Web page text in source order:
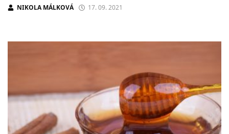
NIKOLA MÁLKOVÁ 17. 09. 2021